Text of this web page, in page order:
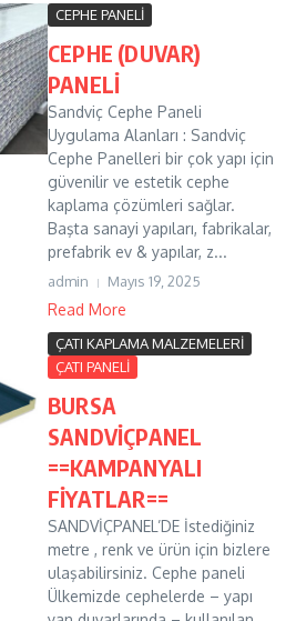
CEPHE PANELİ
CEPHE (DUVAR)
PANELİ
Sandviç Cephe Paneli
Uygulama Alanları : Sandviç
Cephe Panelleri bir çok yapı için
güvenilir ve estetik cephe
kaplama çözümleri sağlar.
Başta sanayi yapıları, fabrikalar,
prefabrik ev & yapılar, z...
admin Mayıs 19, 2025
Read More
ÇATI KAPLAMA MALZEMELERİ
ÇATI PANELİ
BURSA
SANDVİÇPANEL
==KAMPANYALI
FİYATLAR==
SANDVİÇPANEL’DE İstediğiniz
metre , renk ve ürün için bizlere
ulaşabilirsiniz. Cephe paneli
Ülkemizde cephelerde – yapı